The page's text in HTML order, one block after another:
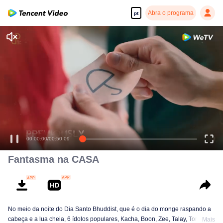
pt Abra o programa
00:00:00/00:50:09
Fantasma na CASA
No meio da noite do Dia Santo Bhuddist, que é o dia do monge raspando a
cabeça e a lua cheia, 6 ídolos populares, Kacha, Boon, Zee, Talay, Tommy e
Mais